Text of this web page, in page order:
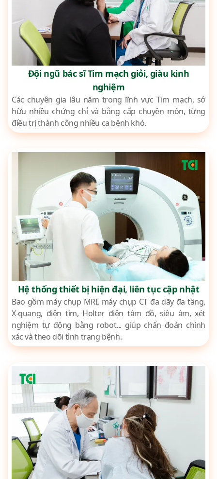
Đội ngũ bác sĩ Tim mạch giỏi, giàu kinh
nghiệm
Các chuyên gia lâu năm trong lĩnh vực Tim mạch, sở
hữu nhiều chứng chỉ và bằng cấp chuyên môn, từng
điều trị thành công nhiều ca bệnh khó.
Hệ thống thiết bị hiện đại, liên tục cập nhật
Bao gồm máy chụp MRI, máy chụp CT đa dãy đa tầng,
X-quang, điện tim, Holter điện tâm đồ, siêu âm, xét
nghiệm tự động bằng robot... giúp chẩn đoán chính
xác và theo dõi tình trạng bệnh.